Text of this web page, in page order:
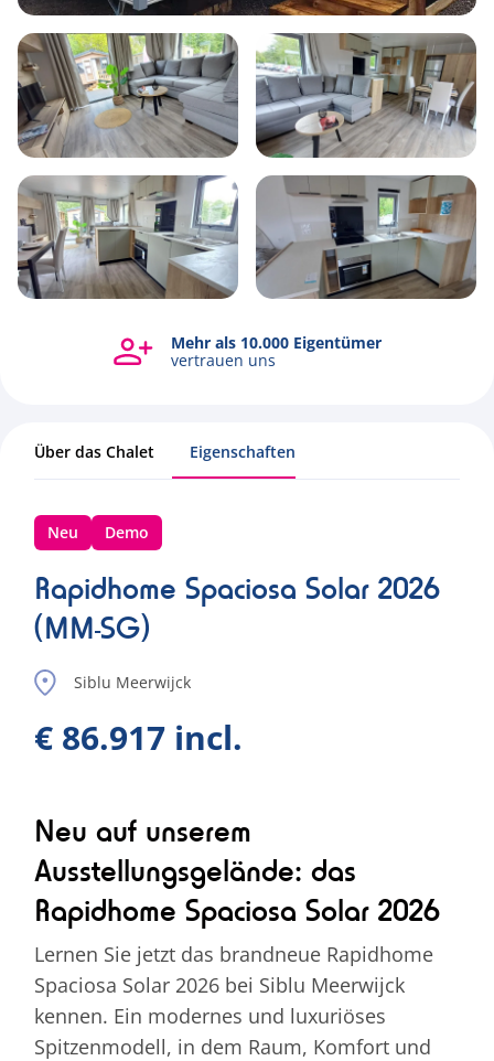
4 1 2 48m2
Alle Fotos ansehen
Mehr als 10.000 Eigentümer
vertrauen uns
Über das Chalet Eigenschaften
Neu Demo
Rapidhome Spaciosa Solar 2026
(MM-SG)
Siblu Meerwijck
€ 86.917 incl.
Neu auf unserem
Ausstellungsgelände: das
Rapidhome Spaciosa Solar 2026
Lernen Sie jetzt das brandneue Rapidhome
Spaciosa Solar 2026 bei Siblu Meerwijck
kennen. Ein modernes und luxuriöses
Spitzenmodell, in dem Raum, Komfort und